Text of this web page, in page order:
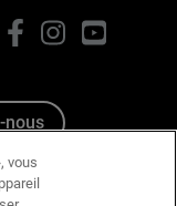
FacebookInstagramYouTube
nous
vous